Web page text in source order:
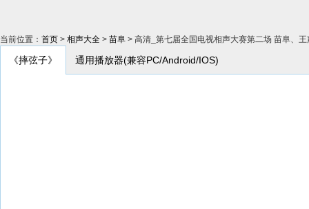
当前位置： 首页 > 相声大全 > 苗阜 > 高清_第七届全国电视相声大赛第二场 苗阜、
《摔弦子》 通用播放器(兼容PC/Android/IOS)